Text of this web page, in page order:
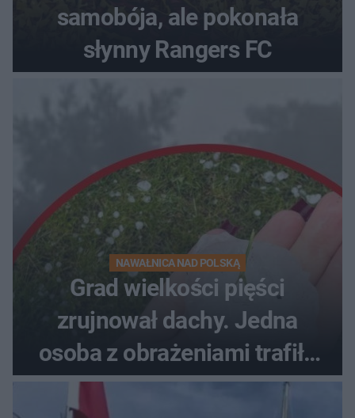
samobója, ale pokonała
słynny Rangers FC
NAWAŁNICA NAD POLSKĄ
Grad wielkości pięści
zrujnował dachy. Jedna
osoba z obrażeniami trafiła
do szpitala